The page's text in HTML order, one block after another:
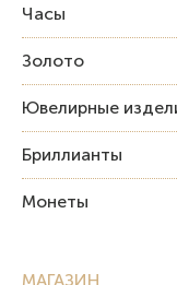
Часы
Золото
Ювелирные
Бриллианты
Монеты
МАГАЗИН